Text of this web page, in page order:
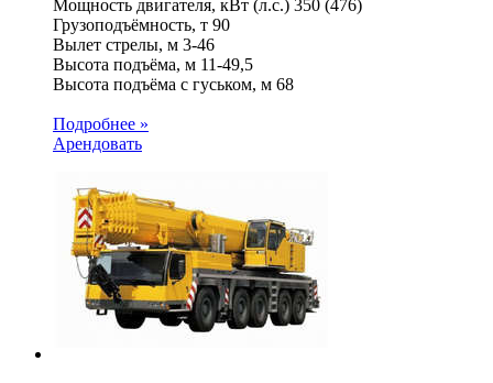
Мощность двигателя, кВт (л.с.) 350 (476)
Грузоподъёмность, т 90
Вылет стрелы, м 3-46
Высота подъёма, м 11-49,5
Высота подъёма с гуськом, м 68
Подробнее »
Арендовать